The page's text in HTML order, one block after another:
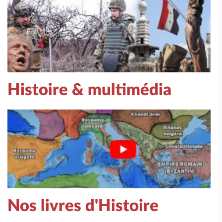
Histoire & multimédia
Nos livres d'Histoire